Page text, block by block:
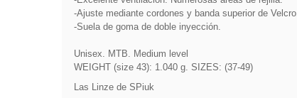
-Ajuste mediante cordones y banda superior de Velcro.
-Suela de goma de doble inyección.
Unisex. MTB. Medium level
WEIGHT (size 43): 1.040 g. SIZES: (37-49)
Las Linze de SPiuk